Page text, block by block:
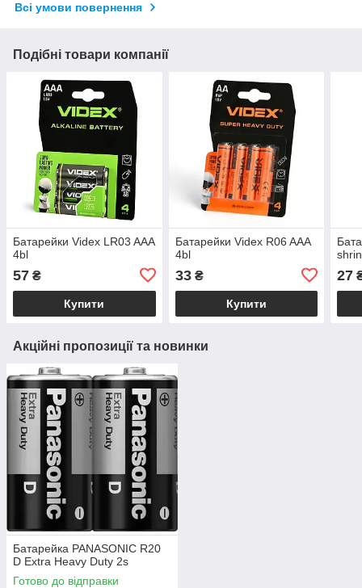
Всі умови повернення
Подібні товари компанії
Батарейки Videx LR03 AAA
4bl
57 ₴
Купити
Батарейки Videx R06 AAA
4bl
33₴
Купити
27
Акційні пропозиції та новинки
Батарейка PANASONIC R20
D Extra Heavy Duty 2s
Готово до відправки